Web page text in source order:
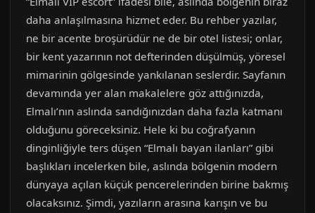
daha anlaşılmasına hizmet eder. Bu rehber yazılar,
ne bir acente broşürüdür ne de bir otel listesi; onlar,
bir kent yazarının not defterinden düşülmüş, yöresel
mimarinin gölgesinde yankılanan seslerdir. Sayfanın
devamında yer alan makalelere göz attığınızda,
Elmalı’nın aslında sandığınızdan daha fazla katmanı
olduğunu göreceksiniz. Hele ki bu coğrafyanın
dinginliğiyle ters düşen “Elmalı bayan ilanları” gibi
başlıkları incelerken bile, aslında bölgenin modern
dünyaya açılan küçük pencerelerinden birine bakmış
olacaksınız. Şimdi, yazıların arasına karışın ve bu